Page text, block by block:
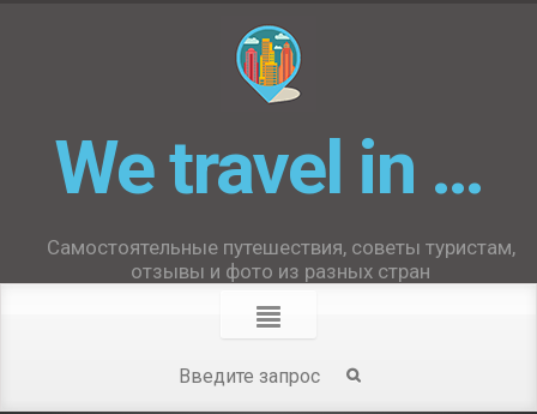
We travel in …
Самостоятельные путешествия, советы туристам,
отзывы и фото из разных стран